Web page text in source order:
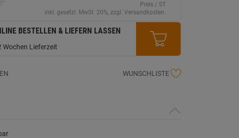
Preis / ST
inkl. gesetzl. MwSt. 20%, zzgl. Versandkosten.
BESTELLEN & LIEFERN LASSEN
Wochen Lieferzeit
WUNSCHLISTE